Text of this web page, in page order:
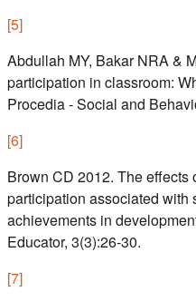
[5]
Abdullah MY, Bakar NRA &
participation in classroom:
Procedia - Social and
[6]
Brown CD 2012. The effects
participation associated with
achievements in
Educator, 3(3):26-30.
[7]